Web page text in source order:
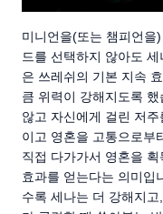
미니언을(또는 챔피언을
드를 선택하지 않아도
은 쓰레쉬의 기본 지속
큼 위력이 강해지도록
않고 자신에게 걸린 저
이고 영혼을 고통으로부
직접 다가가서 영혼을
효과를 얻는다는 의미입
수록 세나는 더 강해지